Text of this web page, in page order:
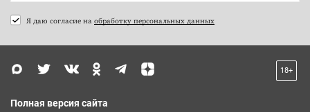
Я даю согласие на обработку персональных данных
18+
Полная версия сайта